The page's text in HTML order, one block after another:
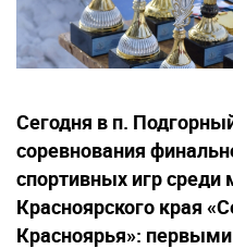
Сегодня в п.
соревнования
спортивных игр
Красноярского края
Красноярья»: